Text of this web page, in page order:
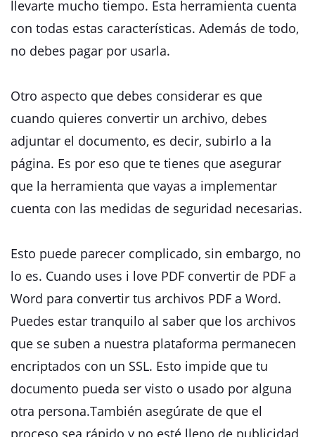
llevarte mucho tiempo. Esta herramienta cuenta
con todas estas características. Además de todo,
no debes pagar por usarla.
Otro aspecto que debes considerar es que
cuando quieres convertir un archivo, debes
adjuntar el documento, es decir, subirlo a la
página. Es por eso que te tienes que asegurar
que la herramienta que vayas a implementar
cuenta con las medidas de seguridad necesarias.
Esto puede parecer complicado, sin embargo, no
lo es. Cuando uses i love PDF convertir de PDF a
Word para convertir tus archivos PDF a Word.
Puedes estar tranquilo al saber que los archivos
que se suben a nuestra plataforma permanecen
encriptados con un SSL. Esto impide que tu
documento pueda ser visto o usado por alguna
otra persona.También asegúrate de que el
proceso sea rápido y no esté lleno de publicidad